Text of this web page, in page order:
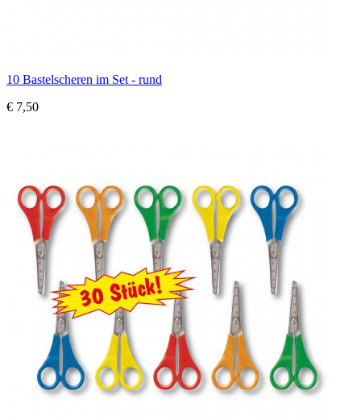
10 Bastelscheren im Set - rund
€ 7,50